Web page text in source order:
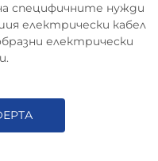
специфичните нужди
електрически кабел
електрически